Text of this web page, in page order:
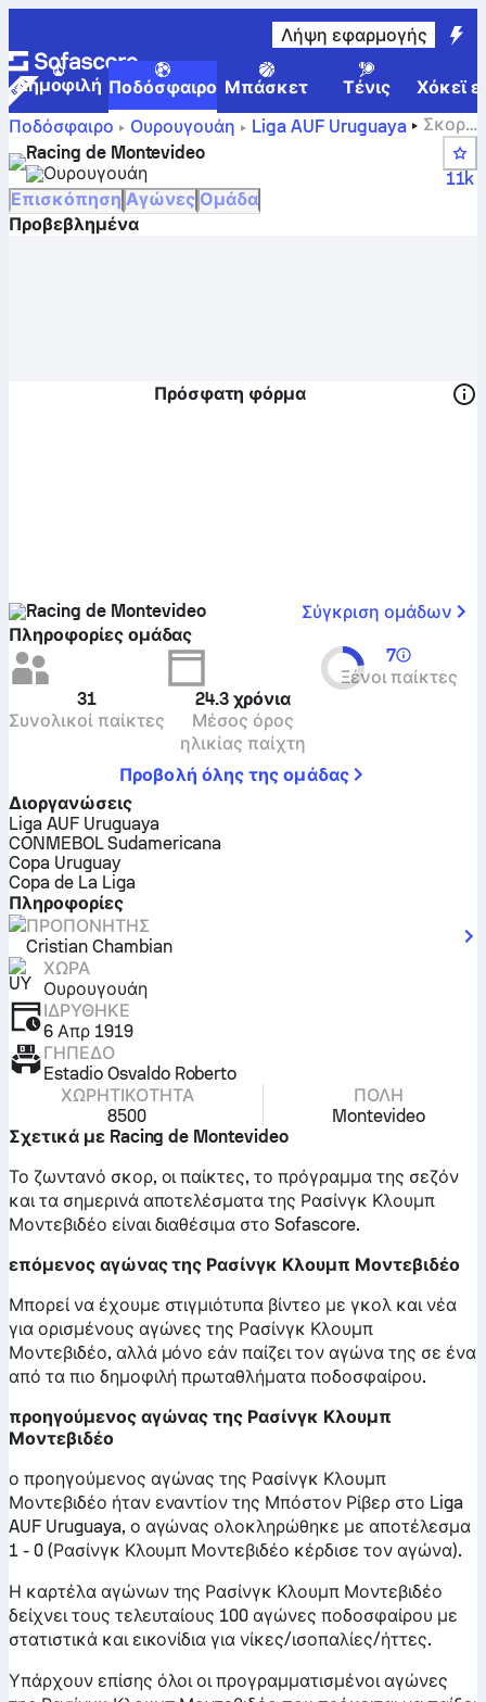
Λήψη εφαρμογής
Δημοφιλή Ποδόσφαιρο Μπάσκετ Τένις
Χόκεϊ
Ποδόσφαιρο
Ουρουγουάη Liga AUF Uruguaya
Σκορ,
αγώνες, θέσεις και στατιστικά παικτών της Ρασίνγκ
Κλουμπ Μοντεβιδέο
Racing de Montevideo
Ουρουγουάη
11k
Επισκόπηση Αγώνες Ομάδα
Προβεβλημένα
Πρόσφατη φόρμα
Racing de Montevideo
Σύγκριση ομάδων
Πληροφορίες ομάδας
31
Συνολικοί παίκτες
24.3 χρόνια
Μέσος όρος
ηλικίας παίχτη
7
Ξένοι παίκτες
Προβολή όλης της ομάδας
Διοργανώσεις
Liga AUF Uruguaya
CONMEBOL Sudamericana
Copa Uruguay
Copa de La Liga
Πληροφορίες
ΠΡΟΠΟΝΗΤΉΣ
Cristian Chambian
ΧΏΡΑ
Ουρουγουάη
ΙΔΡΎΘΗΚΕ
6 Απρ 1919
ΓΉΠΕΔΟ
Estadio Osvaldo Roberto
ΧΩΡΗΤΙΚΌΤΗΤΑ
8500
ΠΌΛΗ
Montevideo
Σχετικά με Racing de Montevideo
Το ζωντανό σκορ, οι παίκτες, το πρόγραμμα της σεζόν
και τα σημερινά αποτελέσματα της Ρασίνγκ Κλουμπ
Μοντεβιδέο είναι διαθέσιμα στο Sofascore.
επόμενος αγώνας της Ρασίνγκ Κλουμπ Μοντεβιδέο
Μπορεί να έχουμε στιγμιότυπα βίντεο με γκολ και νέα
για ορισμένους αγώνες της Ρασίνγκ Κλουμπ
Μοντεβιδέο, αλλά μόνο εάν παίζει τον αγώνα της σε ένα
από τα πιο δημοφιλή πρωταθλήματα ποδοσφαίρου.
προηγούμενος αγώνας της Ρασίνγκ Κλουμπ
Μοντεβιδέο
ο προηγούμενος αγώνας της Ρασίνγκ Κλουμπ
Μοντεβιδέο ήταν εναντίον της Μπόστον Ρίβερ στο Liga
AUF Uruguaya, ο αγώνας ολοκληρώθηκε με αποτέλεσμα
1 - 0 (Ρασίνγκ Κλουμπ Μοντεβιδέο κέρδισε τον αγώνα).
Η καρτέλα αγώνων της Ρασίνγκ Κλουμπ Μοντεβιδέο
δείχνει τους τελευταίους 100 αγώνες ποδοσφαίρου με
στατιστικά και εικονίδια για νίκες/ισοπαλίες/ήττες.
Υπάρχουν επίσης όλοι οι προγραμματισμένοι αγώνες